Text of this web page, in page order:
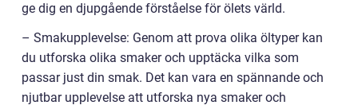
ge dig en djupgående förståelse för ölets värld.
– Smakupplevelse: Genom att prova olika öltyper kan
du utforska olika smaker och upptäcka vilka som
passar just din smak. Det kan vara en spännande och
njutbar upplevelse att utforska nya smaker och